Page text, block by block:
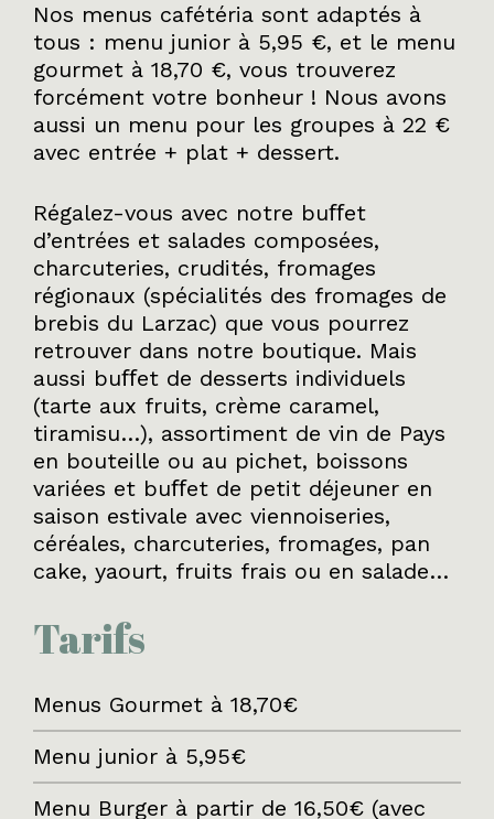
Nos menus cafétéria sont adaptés à
tous : menu junior à 5,95 €, et le menu
gourmet à 18,70 €, vous trouverez
forcément votre bonheur ! Nous avons
aussi un menu pour les groupes à 22 €
avec entrée + plat + dessert.
Régalez-vous avec notre buﬀet
d’entrées et salades composées,
charcuteries, crudités, fromages
régionaux (spécialités des fromages de
brebis du Larzac) que vous pourrez
retrouver dans notre boutique. Mais
aussi buﬀet de desserts individuels
(tarte aux fruits, crème caramel,
tiramisu…), assortiment de vin de Pays
en bouteille ou au pichet, boissons
variées et buﬀet de petit déjeuner en
saison estivale avec viennoiseries,
céréales, charcuteries, fromages, pan
cake, yaourt, fruits frais ou en salade…
Tarifs
Menus Gourmet à 18,70€
Menu junior à 5,95€
Menu Burger à partir de 16,50€ (avec